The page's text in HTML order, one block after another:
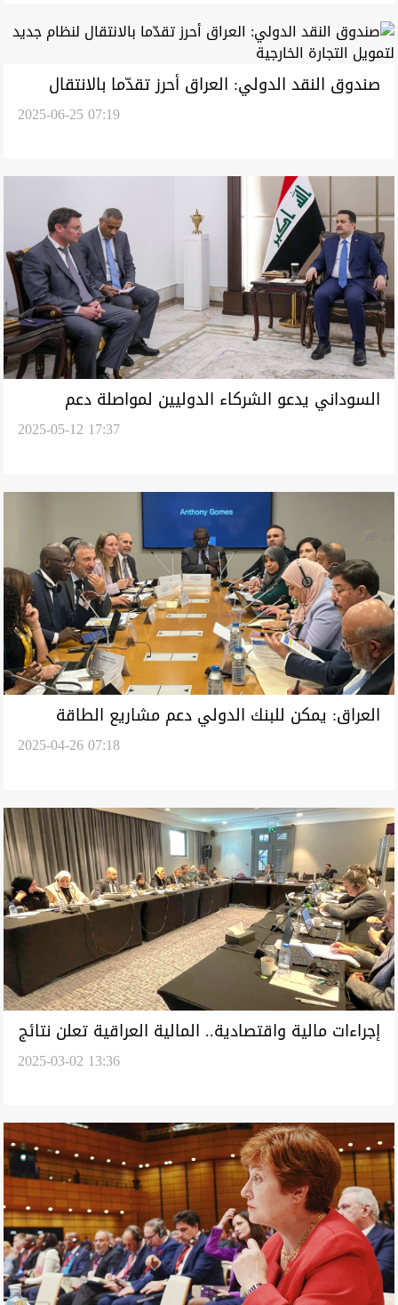
صندوق النقد الدولي: العراق أحرز تقدّما بالانتقال
2025-06-25 07:19
السوداني يدعو الشركاء الدوليين لمواصلة دعم
2025-05-12 17:37
العراق: يمكن للبنك الدولي دعم مشاريع الطاقة
2025-04-26 07:18
إجراءات مالية واقتصادية.. المالية العراقية تعلن نتائج
2025-03-02 13:36